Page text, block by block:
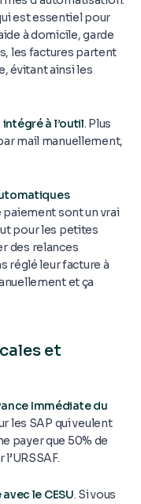
est essentiel pour
à domicile, garde
les factures partent
évitant ainsi les
à l’outil. Plus
mail manuellement,
paiement sont un vrai
pour les petites
des relances
réglé leur facture à
et ça
et
Immédiate du
les SAP qui veulent
payer que 50% de
le CESU. Si vous